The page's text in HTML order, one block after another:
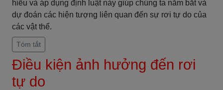
hiểu và áp dụng định luật này giúp chúng ta nắm bắt và
dự đoán các hiện tượng liên quan đến sự rơi tự do của
các vật thể.
Tóm tắt
Điều kiện ảnh hưởng đến rơi
tự do